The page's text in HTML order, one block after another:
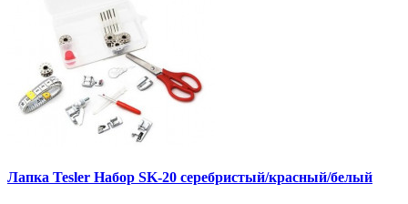
Лапка Tesler Набор SK-20 серебристый/красный/белый